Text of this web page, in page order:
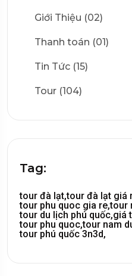
Giới Thiệu (02)
Thanh toán (01)
Tin Tức (15)
Tour (104)
Tag:
tour đà lạt,tour đà lạt giá
tour phu quoc gia re,tour
tour du lịch phú quốc,giá
tour phu quoc,tour nam
tour phú quốc 3n3d,